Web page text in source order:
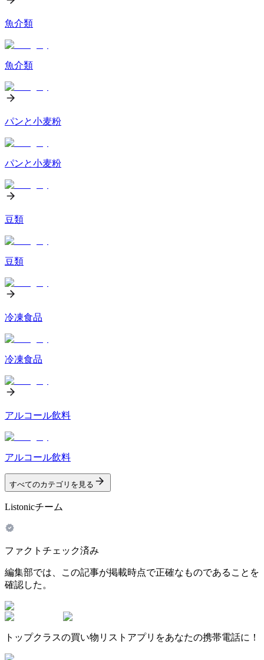
魚介類
魚介類
パンと小麦粉
パンと小麦粉
豆類
豆類
冷凍食品
冷凍食品
アルコール飲料
アルコール飲料
すべてのカテゴリを見る
Listonicチーム
ファクトチェック済み
編集部では、この記事が掲載時点で正確なものであることを
確認した。
トップクラスの買い物リストアプリをあなたの携帯電話に！